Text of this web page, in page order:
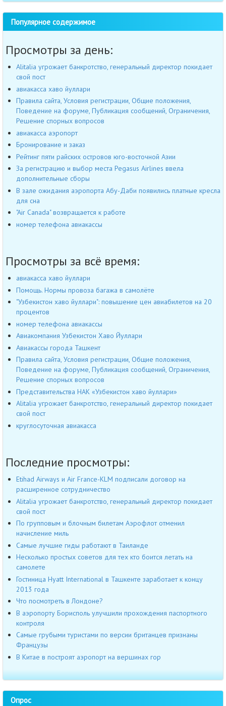
Популярное содержимое
Просмотры за день:
Alitalia угрожает банкротство, генеральный директор покидает
свой пост
авиакасса хаво йуллари
Правила сайта, Условия регистрации, Общие положения,
Поведение на форуме, Публикация сообщений, Ограничения,
Решение спорных вопросов
авиакасса аэропорт
Бронирование и заказ
Рейтинг пяти райских островов юго-восточной Азии
За регистрацию и выбор места Pegasus Airlines ввела
дополнительные сборы
В зале ожидания аэропорта Абу-Даби появились платные кресла
для сна
"Air Canada" возвращается к работе
номер телефона авиакассы
Просмотры за всё время:
авиакасса хаво йуллари
Помощь. Нормы провоза багажа в самолёте
"Узбекистон хаво йуллари": повышение цен авиабилетов на 20
процентов
номер телефона авиакассы
Авиакомпания Узбекистон Хаво Йуллари
Авиакассы города Ташкент
Правила сайта, Условия регистрации, Общие положения,
Поведение на форуме, Публикация сообщений, Ограничения,
Решение спорных вопросов
Представительства НАК «Узбекистон хаво йуллари»
Alitalia угрожает банкротство, генеральный директор покидает
свой пост
круглосуточная авиакасса
Последние просмотры:
Etihad Airways и Air France-KLM подписали договор на
расширенное сотрудничество
Alitalia угрожает банкротство, генеральный директор покидает
свой пост
По групповым и блочным билетам Аэрофлот отменил
начисление миль
Самые лучшие гиды работают в Таиланде
Несколько простых советов для тех кто боится летать на
самолете
Гостиница Hyatt International в Ташкенте заработает к концу
2013 года
Что посмотреть в Лондоне?
В аэропорту Борисполь улучшили прохождения паспортного
контроля
Самые грубыми туристами по версии британцев признаны
Французы
В Китае в построят аэропорт на вершинах гор
Опрос